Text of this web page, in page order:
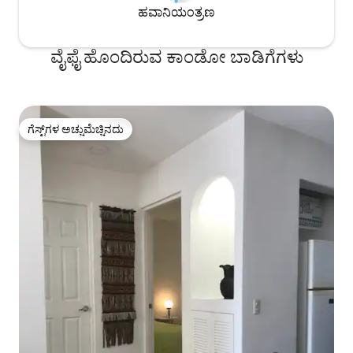
ಹವಾನಿಯಂತ್ರಣ
ವೈಫೈ ಹೊಂದಿರುವ ಕಾಂಡೋ ಬಾಡಿಗೆಗಳು
ಗೆಸ್ಟ್‌ಗಳ ಅಚ್ಚುಮೆಚ್ಚಿನದು
ಗೆಸ್ಟ್‌ಗಳ ಅಚ್ಚುಮೆಚ್ಚಿನದು